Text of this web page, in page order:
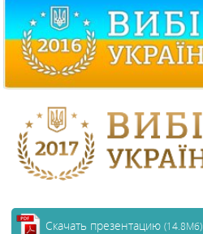
Скачать презентацию(14.8Мб)